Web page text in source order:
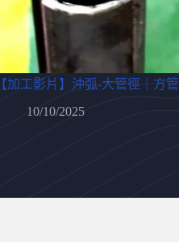
【加工影片】沖弧-大管徑｜方管
10/10/2025